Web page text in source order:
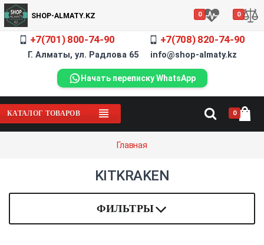
SHOP-ALMATY.KZ 0 0
+7(701) 800-74-90 +7(708) 820-74-90
Г. Алматы, ул. Радлова 65 info@shop-almaty.kz
Начать переписку WhatsApp
КАТАЛОГ ТОВАРОВ 0
Главная
KITKRAKEN
ФИЛЬТРЫ